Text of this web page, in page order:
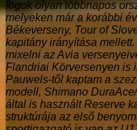
fogok olyan többnapos
melyeken már a korábbi
Békeverseny, Tour of
kapitány irányítása
mixelni az Avia
Flandriai Körversenyen is
Pauwels-től kaptam a
modell, Shimano
által is használt Reserve
struktúrája az első